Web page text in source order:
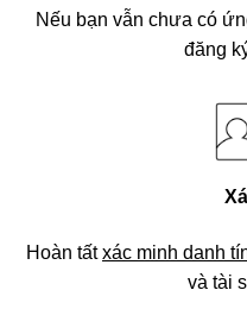
Nếu bạn vẫn chưa có
đăng
Hoàn tấtxác minh danh
và tài